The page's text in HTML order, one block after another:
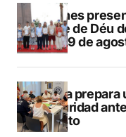
Duanes
Mare de Déu
del 29 de
Xàbia
seguridad
agosto